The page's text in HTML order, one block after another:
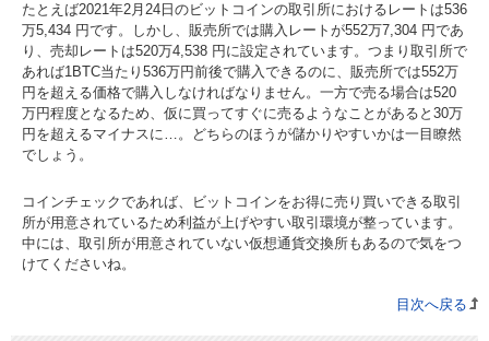
たとえば2021年2月24日のビットコインの取引所におけるレートは536
万5,434 円です。しかし、販売所では購入レートが552万7,304 円であ
り、売却レートは520万4,538 円に設定されています。つまり取引所で
あれば1BTC当たり536万円前後で購入できるのに、販売所では552万
円を超える価格で購入しなければなりません。一方で売る場合は520
万円程度となるため、仮に買ってすぐに売るようなことがあると30万
円を超えるマイナスに…。どちらのほうが儲かりやすいかは一目瞭然
でしょう。
コインチェックであれば、ビットコインをお得に売り買いできる取引
所が用意されているため利益が上げやすい取引環境が整っています。
中には、取引所が用意されていない仮想通貨交換所もあるので気をつ
けてくださいね。
目次へ戻る